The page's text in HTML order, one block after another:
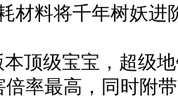
材料将千年树妖进
顶级宝宝，超级
率最高，同时附